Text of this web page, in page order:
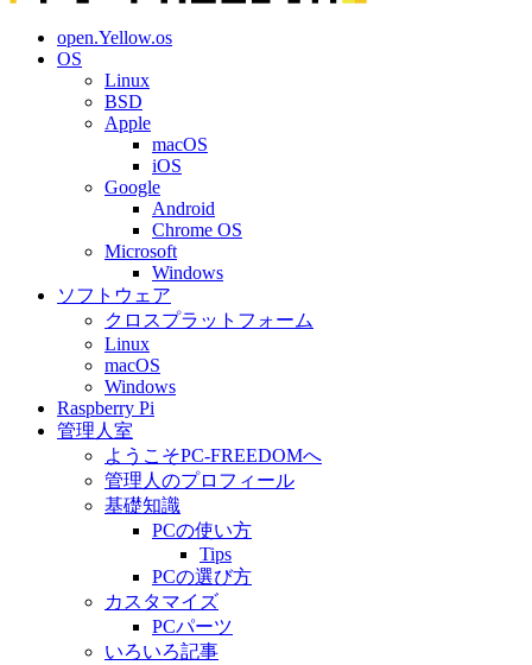
open.Yellow.os
OS
Linux
BSD
Apple
macOS
iOS
Google
Android
Chrome OS
Microsoft
Windows
ソフトウェア
クロスプラットフォーム
Linux
macOS
Windows
Raspberry Pi
管理人室
ようこそPC-FREEDOMへ
管理人のプロフィール
基礎知識
PCの使い方
Tips
PCの選び方
カスタマイズ
PCパーツ
いろいろ記事